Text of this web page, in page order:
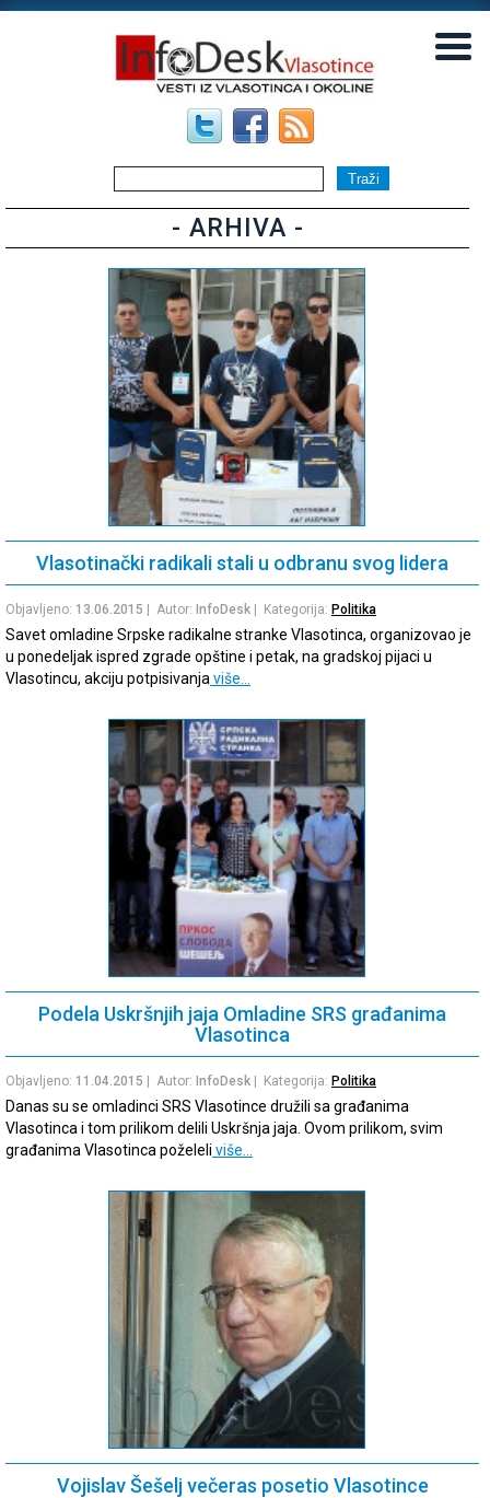
- ARHIVA -
Vlasotinački radikali stali u odbranu svog lidera
Objavljeno: 13.06.2015 | Autor: InfoDesk | Kategorija: Politika
Savet omladine Srpske radikalne stranke Vlasotinca, organizovao je
u ponedeljak ispred zgrade opštine i petak, na gradskoj pijaci u
Vlasotincu, akciju potpisivanjaviše…
Podela Uskršnjih jaja Omladine SRS građanima
Vlasotinca
Objavljeno: 11.04.2015 | Autor: InfoDesk | Kategorija: Politika
Danas su se omladinci SRS Vlasotince družili sa građanima
Vlasotinca i tom prilikom delili Uskršnja jaja. Ovom prilikom, svim
građanima Vlasotinca poželeli više…
Vojislav Šešelj večeras posetio Vlasotince